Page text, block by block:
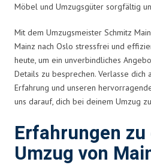
Möbel und Umzugsgüter sorgfältig
Mit dem Umzugsmeister Schmitz
Mainz nach Oslo stressfrei und
heute, um ein unverbindliches
Details zu besprechen. Verlasse dich
Erfahrung und unseren
uns darauf, dich bei deinem Umzug
Erfahrungen
Umzug von